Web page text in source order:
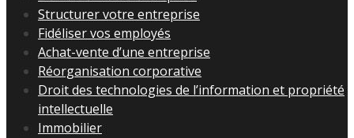
Structurer votre entreprise
Fidéliser vos employés
Achat-vente d’une entreprise
Réorganisation corporative
Droit des technologies de l’information et propriété
intellectuelle
Immobilier